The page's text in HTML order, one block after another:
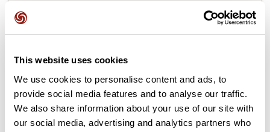
This website uses cookies
We use cookies to personalise content and ads, to
provide social media features and to analyse our traffic.
We also share information about your use of our site with
our social media, advertising and analytics partners who
Ajouter un avis
Cols le long du parcours